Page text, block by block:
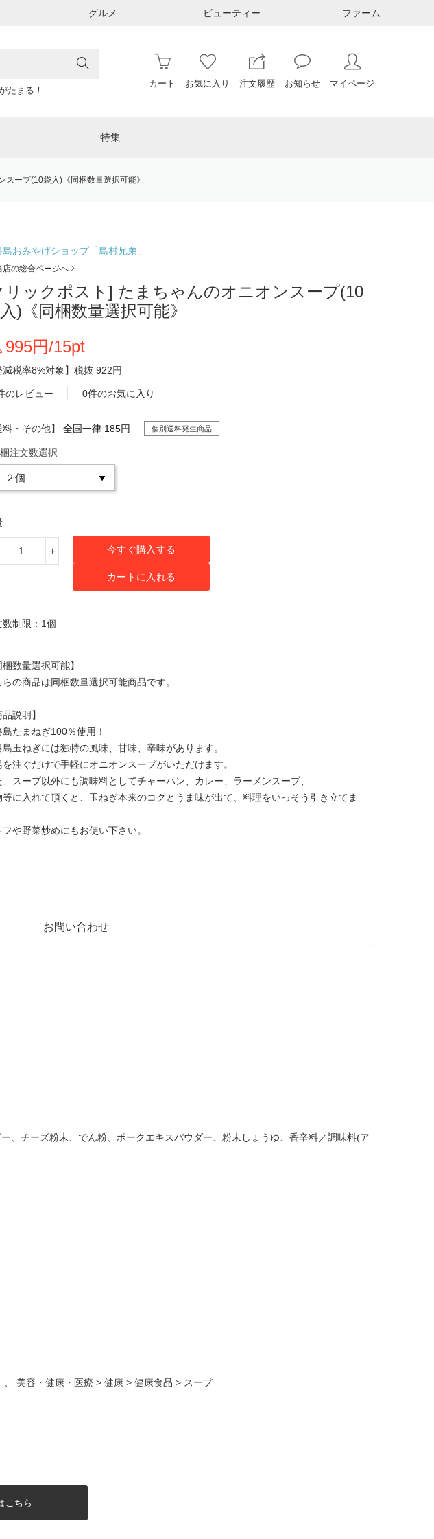
グルメ ビューティー ファーム
たまる！
カート お気に入り 注文履歴 お知らせ マイページ
特集
スープ(10袋入)《同梱数量選択可能》
島おみやげショップ「島村兄弟」
店の総合ページへ
リックポスト] たまちゃんのオニオンスープ(10
)《同梱数量選択可能》
995円/15pt
減税率8%対象】 税抜 922円
のレビュー 0件のお気に入り
料・その他】 全国一律 185円 個別送料発生商品
注文数選択
+ 今すぐ購入する
カートに入れる
数制限：1個
梱数量選択可能】
らの商品は同梱数量選択可能商品です。
品説明】
島たまねぎ100％使用！
島玉ねぎには独特の風味、甘味、辛味があります。
を注ぐだけで手軽にオニオンスープがいただけます。
、スープ以外にも調味料としてチャーハン、カレー、ラーメンスープ、
等に入れて頂くと、玉ねぎ本来のコクとうま味が出て、料理をいっそう引き立てま
フや野菜炒めにもお使い下さい。
お問い合わせ
、チーズ粉末、でん粉、ポークエキスパウダー、粉末しょうゆ、香辛料／調味料(ア
美容・健康・医療 > 健康 > 健康食品 > スープ
こちら